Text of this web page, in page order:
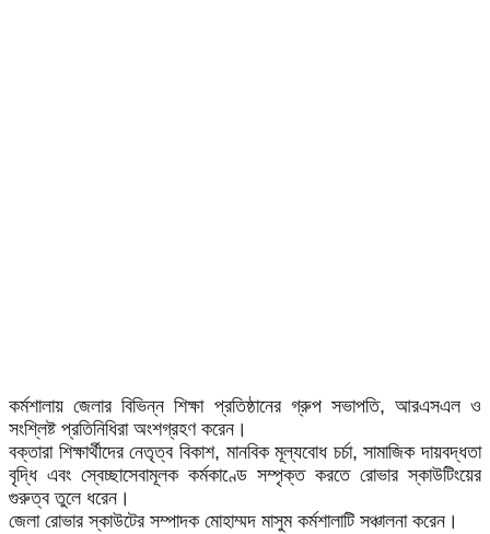
কর্মশালায় জেলার বিভিন্ন শিক্ষা প্রতিষ্ঠানের গ্রুপ সভাপতি, আরএসএল ও
সংশ্লিষ্ট প্রতিনিধিরা অংশগ্রহণ করেন।
বক্তারা শিক্ষার্থীদের নেতৃত্ব বিকাশ, মানবিক মূল্যবোধ চর্চা, সামাজিক দায়বদ্ধতা
বৃদ্ধি এবং স্বেচ্ছাসেবামূলক কর্মকাণ্ডে সম্পৃক্ত করতে রোভার স্কাউটিংয়ের
গুরুত্ব তুলে ধরেন।
জেলা রোভার স্কাউটের সম্পাদক মোহাম্মদ মাসুম কর্মশালাটি সঞ্চালনা করেন।